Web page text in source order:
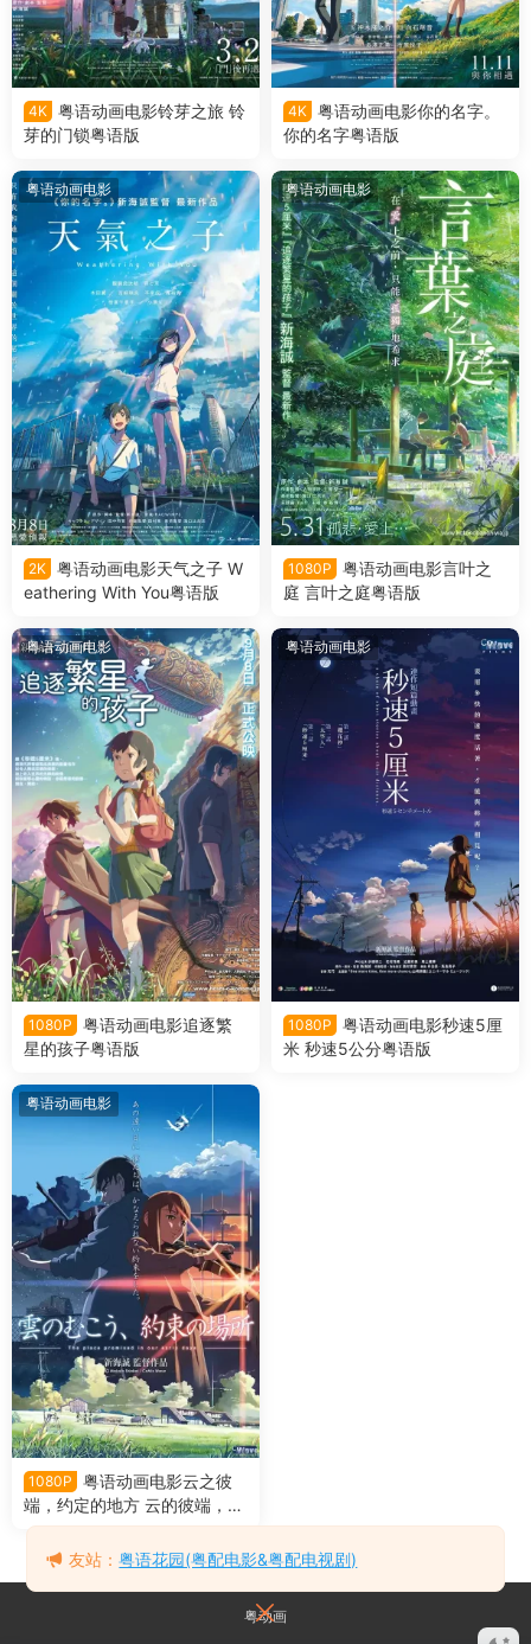
4K 粤语动画电影铃芽之旅 铃
芽的门锁粤语版
4K 粤语动画电影你的名字。
你的名字粤语版
粤语动画电影
2K 粤语动画电影天气之子 W
eathering With You粤语版
粤语动画电影
1080P
粤语动画电影言叶之
庭 言叶之庭粤语版
粤语动画电影
1080P
粤语动画电影追逐繁
星的孩子粤语版
粤语动画电影
1080P
粤语动画电影秒速5厘
米 秒速5公分粤语版
粤语动画电影
1080P
粤语动画电影云之彼
端，约定的地方 云的彼端，约
定的地方粤语版
粤动画
友站：粤语花园(粤配电影&粤配电视剧)